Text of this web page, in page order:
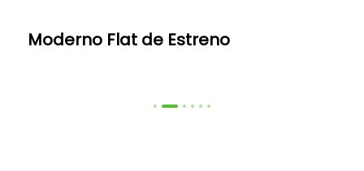
Moderno Flat de Estreno